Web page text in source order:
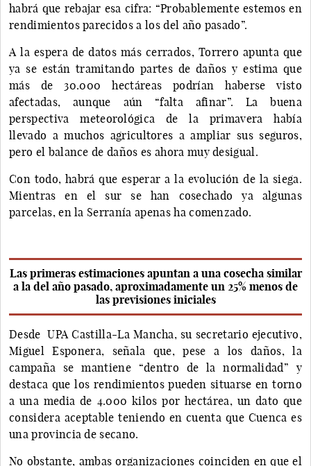
habrá que rebajar esa cifra: “Probablemente estemos en
rendimientos parecidos a los del año pasado”.
A la espera de datos más cerrados, Torrero apunta que
ya se están tramitando partes de daños y estima que
más de 30.000 hectáreas podrían haberse visto
afectadas, aunque aún “falta afinar”. La buena
perspectiva meteorológica de la primavera había
llevado a muchos agricultores a ampliar sus seguros,
pero el balance de daños es ahora muy desigual.
Con todo, habrá que esperar a la evolución de la siega.
Mientras en el sur se han cosechado ya algunas
parcelas, en la Serranía apenas ha comenzado.
Las primeras estimaciones apuntan a una cosecha similar
a la del año pasado, aproximadamente un 25% menos de
las previsiones iniciales
Desde UPA Castilla-La Mancha, su secretario ejecutivo,
Miguel Esponera, señala que, pese a los daños, la
campaña se mantiene “dentro de la normalidad” y
destaca que los rendimientos pueden situarse en torno
a una media de 4.000 kilos por hectárea, un dato que
considera aceptable teniendo en cuenta que Cuenca es
una provincia de secano.
No obstante, ambas organizaciones coinciden en que el